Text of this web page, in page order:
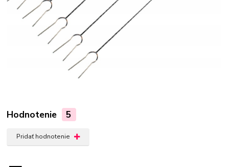
Hodnotenie 5
Pridať hodnotenie